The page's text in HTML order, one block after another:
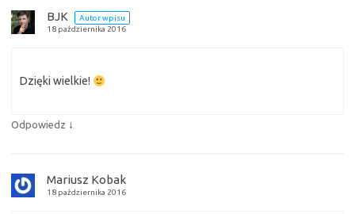
BJK
Autor wpisu
18 października 2016
Dzięki wielkie!
Odpowiedz ↓
Mariusz Kobak
18 października 2016